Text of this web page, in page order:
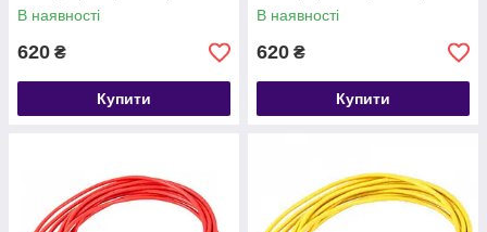
В наявності
620 ₴
Купити
В наявності
620 ₴
Купити